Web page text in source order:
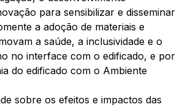
para sensibilizar e disseminar
a adoção de materiais e
a saúde, a inclusividade e o
no interface com o edificado, e por
do edificado com o Ambiente
sobre os efeitos e impactos das